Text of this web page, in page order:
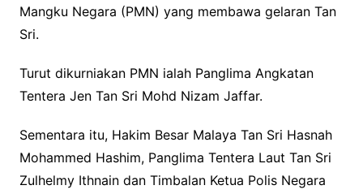
Mangku Negara (PMN) yang membawa gelaran Tan
Sri.
Turut dikurniakan PMN ialah Panglima Angkatan
Tentera Jen Tan Sri Mohd Nizam Jaffar.
Sementara itu, Hakim Besar Malaya Tan Sri Hasnah
Mohammed Hashim, Panglima Tentera Laut Tan Sri
Zulhelmy Ithnain dan Timbalan Ketua Polis Negara